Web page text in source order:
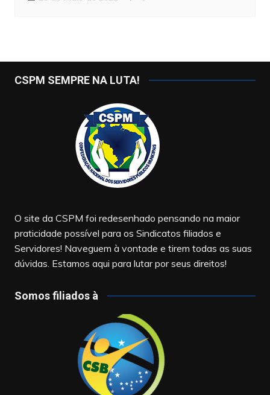
CSPM SEMPRE NA LUTA!
O site da CSPM foi redesenhado pensando na maior
praticidade possível para os Sindicatos filiados e
Servidores! Naveguem à vontade e tirem todas as suas
dúvidas. Estamos aqui para lutar por seus direitos!
Somos filiados à